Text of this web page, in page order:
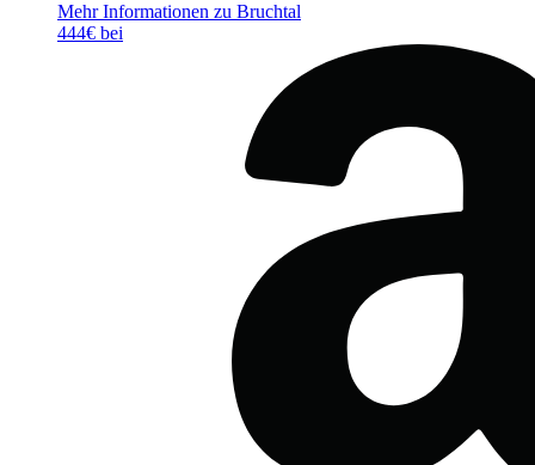
Mehr Informationen zu Bruchtal
444€ bei